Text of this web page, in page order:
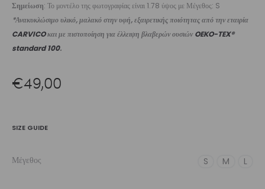
Σημείωση: Το μοντέλο της φωτογραφίας είναι 1.78 ύψος με Μέγεθος: S
*Ανακυκλώσιμο υλικό, μαλακό στην υφή, εξαιρετικής ποιότητας από την εταιρία
CARVICOκαι με πιστοποίηση για έλλειψη βλαβερών ουσιών OEKO-TEX®
standard 100.
€49,00
SIZE GUIDE
Μέγεθος S M L